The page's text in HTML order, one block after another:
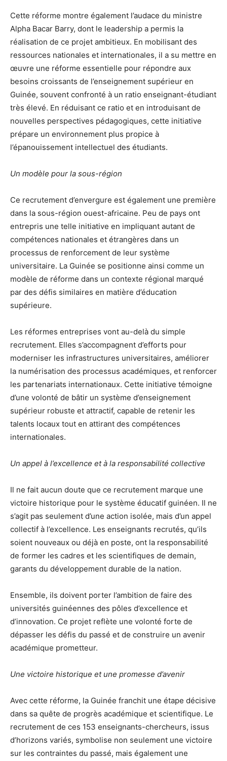
Cette réforme montre également l’audace du ministre
Alpha Bacar Barry, dont le leadership a permis la
réalisation de ce projet ambitieux. En mobilisant des
ressources nationales et internationales, il a su mettre en
œuvre une réforme essentielle pour répondre aux
besoins croissants de l’enseignement supérieur en
Guinée, souvent confronté à un ratio enseignant-étudiant
très élevé. En réduisant ce ratio et en introduisant de
nouvelles perspectives pédagogiques, cette initiative
prépare un environnement plus propice à
l’épanouissement intellectuel des étudiants.
Un modèle pour la sous-région
Ce recrutement d’envergure est également une première
dans la sous-région ouest-africaine. Peu de pays ont
entrepris une telle initiative en impliquant autant de
compétences nationales et étrangères dans un
processus de renforcement de leur système
universitaire. La Guinée se positionne ainsi comme un
modèle de réforme dans un contexte régional marqué
par des défis similaires en matière d’éducation
supérieure.
Les réformes entreprises vont au-delà du simple
recrutement. Elles s’accompagnent d’efforts pour
moderniser les infrastructures universitaires, améliorer
la numérisation des processus académiques, et renforcer
les partenariats internationaux. Cette initiative témoigne
d’une volonté de bâtir un système d’enseignement
supérieur robuste et attractif, capable de retenir les
talents locaux tout en attirant des compétences
internationales.
Un appel à l’excellence et à la responsabilité collective
Il ne fait aucun doute que ce recrutement marque une
victoire historique pour le système éducatif guinéen. Il ne
s’agit pas seulement d’une action isolée, mais d’un appel
collectif à l’excellence. Les enseignants recrutés, qu’ils
soient nouveaux ou déjà en poste, ont la responsabilité
de former les cadres et les scientifiques de demain,
garants du développement durable de la nation.
Ensemble, ils doivent porter l’ambition de faire des
universités guinéennes des pôles d’excellence et
d’innovation. Ce projet reflète une volonté forte de
dépasser les défis du passé et de construire un avenir
académique prometteur.
Une victoire historique et une promesse d’avenir
Avec cette réforme, la Guinée franchit une étape décisive
dans sa quête de progrès académique et scientifique. Le
recrutement de ces 153 enseignants-chercheurs, issus
d’horizons variés, symbolise non seulement une victoire
sur les contraintes du passé, mais également une